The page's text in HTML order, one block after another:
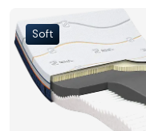
cookies werkt de
website goed, terwijl
de analytische
cookies ons helpen
om de website te
verbeteren. Via de
marketing cookies
kunnen we jouw
Soft